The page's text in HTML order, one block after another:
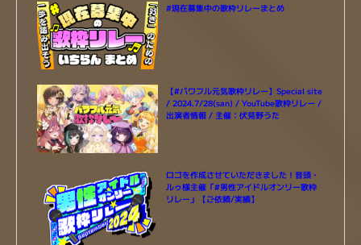
#現在募集中の歌枠リレーまとめ
【#パワフル元気歌枠リレー】Special site
/ 2024.7/28(san) / YouTube歌枠リレー /
出演者情報 / 主催：伏見野うた
ロゴを作成させていただきました！音頭・
ルゥ様主催「#男性アイドルオンリー歌枠
リレー」【ご依頼/実績】